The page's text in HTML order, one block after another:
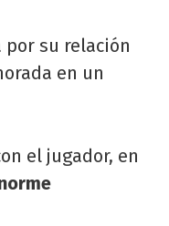
su relación
en un
el jugador, en